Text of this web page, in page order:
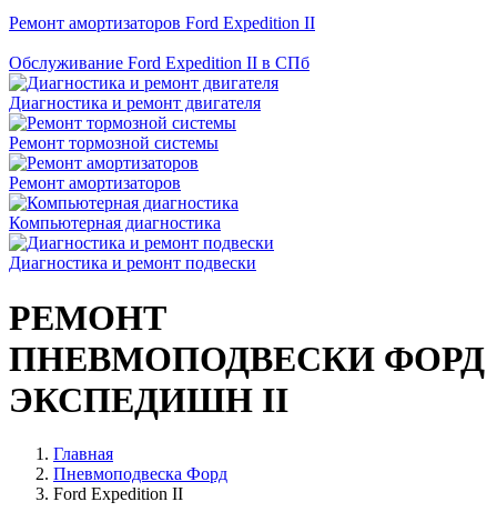
Ремонт амортизаторов Ford Expedition II
Обслуживание Ford Expedition II в СПб
Диагностика и ремонт двигателя
Ремонт тормозной системы
Ремонт амортизаторов
Компьютерная диагностика
Диагностика и ремонт подвески
РЕМОНТ
ПНЕВМОПОДВЕСКИ ФОРД
ЭКСПЕДИШН II
Главная
Пневмоподвеска Форд
Ford Expedition II